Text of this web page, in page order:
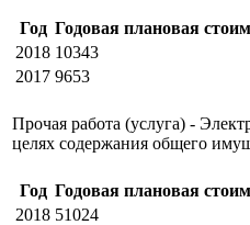
Год Годовая плановая
2018 10343
2017 9653
Прочая работа (услуга) -
целях содержания общего
Год Годовая плановая
2018 51024